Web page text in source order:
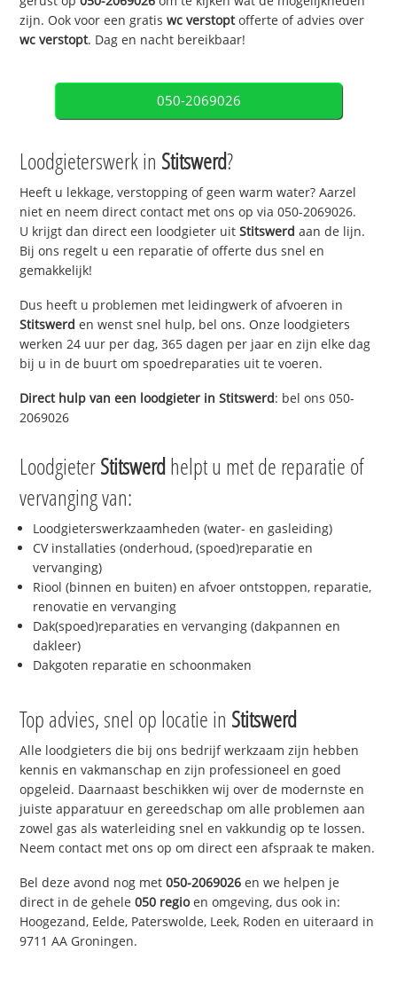
zijn. Ook voor een gratiswc verstoptofferte of advies over
wc verstopt. Dag en nacht bereikbaar!
050-2069026
Loodgieterswerk in Stitswerd?
Heeft u lekkage, verstopping of geen warm water? Aarzel
niet en neem direct contact met ons op via 050-2069026.
U krijgt dan direct een loodgieter uitStitswerd aan de lijn.
Bij ons regelt u een reparatie of offerte dus snel en
gemakkelijk!
Dus heeft u problemen met leidingwerk of afvoeren in
Stitswerd en wenst snel hulp, bel ons. Onze loodgieters
werken 24 uur per dag, 365 dagen per jaar en zijn elke dag
bij u in de buurt om spoedreparaties uit te voeren.
Direct hulp van een loodgieter inStitswerd: bel ons 050-
2069026
LoodgieterStitswerdhelpt u met de reparatie of
vervanging van:
Loodgieterswerkzaamheden (water- en gasleiding)
CV installaties (onderhoud, (spoed)reparatie en
vervanging)
Riool (binnen en buiten) en afvoer ontstoppen, reparatie,
renovatie en vervanging
Dak(spoed)reparaties en vervanging (dakpannen en
dakleer)
Dakgoten reparatie en schoonmaken
Top advies, snel op locatie in Stitswerd
Alle loodgieters die bij ons bedrijf werkzaam zijn hebben
kennis en vakmanschap en zijn professioneel en goed
opgeleid. Daarnaast beschikken wij over de modernste en
juiste apparatuur en gereedschap om alle problemen aan
zowel gas als waterleiding snel en vakkundig op te lossen.
Neem contact met ons op om direct een afspraak te maken.
Bel deze avond nog met050-2069026 en we helpen je
direct in de gehele050 regioen omgeving, dus ook in:
Hoogezand, Eelde, Paterswolde, Leek, Roden en uiteraard in
9711 AA Groningen.